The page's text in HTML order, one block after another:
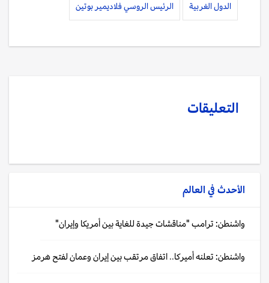
الدول الغربية الرئيس الروسي فلاديمير بوتين
التعليقات
الأحدث في العالم
واشنطن: ترامب "مناقشات جيدة للغاية بين أمريكا وإيران"
واشنطن: تعلنه أميركا.. اتفاق مرتقب بين إيران وعمان لفتح هرمز